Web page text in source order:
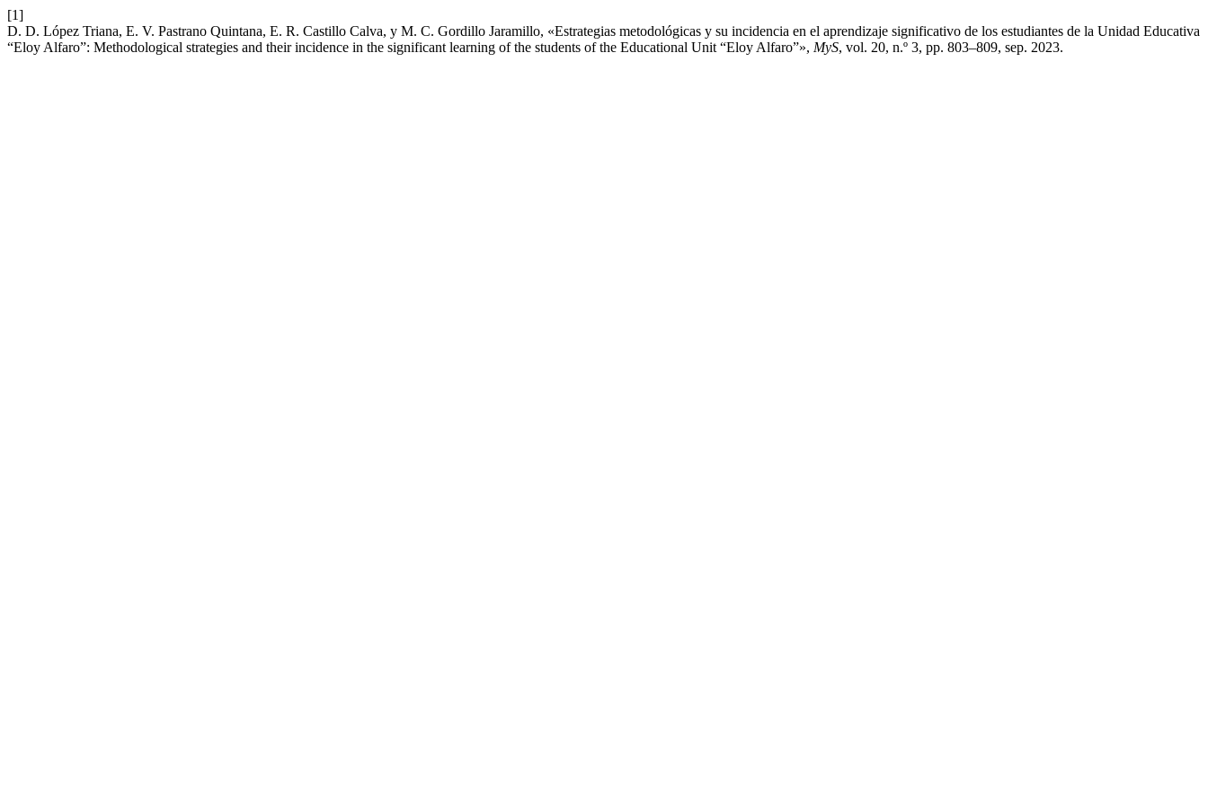
[1]
D. D. López Triana, E. V. Pastrano Quintana, E. R. Castillo Calva, y M. C. Gordillo Jaramillo, «Estrategias metodológicas y su incidencia en el aprendizaje significativo de los estudiantes de la Unidad Educativa
“Eloy Alfaro”: Methodological strategies and their incidence in the significant learning of the students of the Educational Unit “Eloy Alfaro”», MyS, vol. 20, n.º 3, pp. 803–809, sep. 2023.